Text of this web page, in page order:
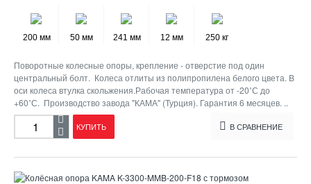
200 мм 50 мм 241 мм 12 мм 250 кг
Поворотные колесные опоры, крепление - отверстие под один
центральный болт. Колеса отлиты из полипропилена белого цвета. В
оси колеса втулка скольжения.Рабочая температура от -20˚С до
+60˚С. Производство завода "КАМА" (Турция). Гарантия 6 месяцев. ..
КУПИТЬ В СРАВНЕНИЕ